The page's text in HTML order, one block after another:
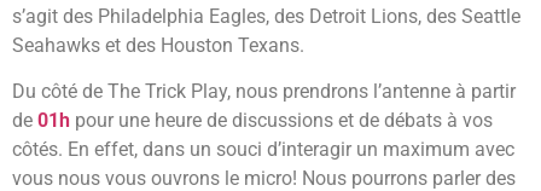
s’agit des Philadelphia Eagles, des Detroit Lions, des Seattle
Seahawks et des Houston Texans.
Du côté de The Trick Play, nous prendrons l’antenne à partir
de 01h pour une heure de discussions et de débats à vos
côtés. En effet, dans un souci d’interagir un maximum avec
vous nous vous ouvrons le micro! Nous pourrons parler des